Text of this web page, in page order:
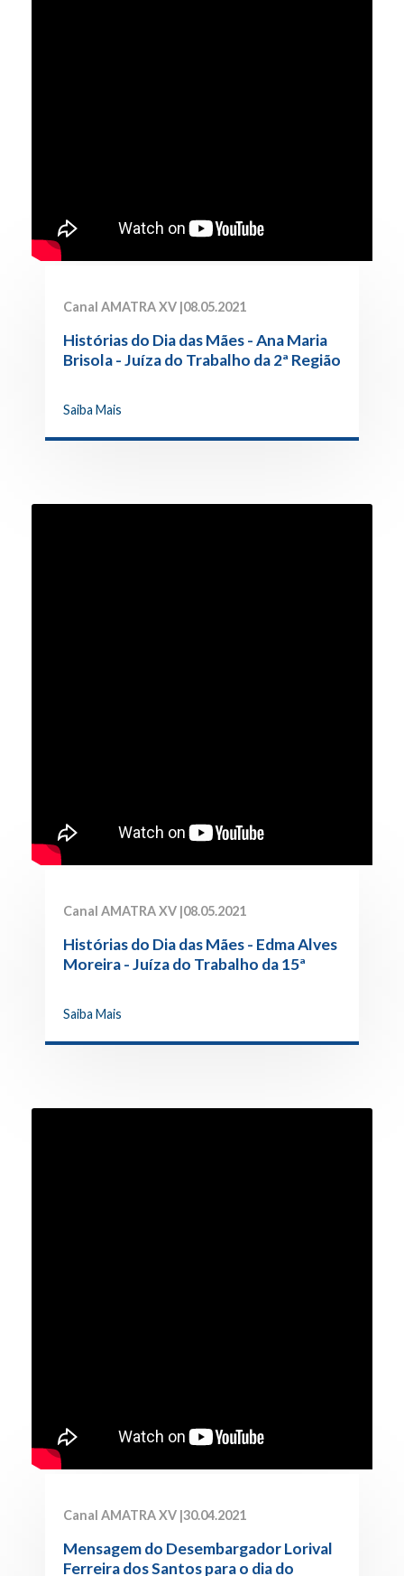
Canal AMATRA XV |08.05.2021
Histórias do Dia das Mães - Ana Maria
Brisola - Juíza do Trabalho da 2ª Região
Saiba Mais
Canal AMATRA XV |08.05.2021
Histórias do Dia das Mães - Edma Alves
Moreira - Juíza do Trabalho da 15ª
Saiba Mais
Canal AMATRA XV |30.04.2021
Mensagem do Desembargador Lorival
Ferreira dos Santos para o dia do